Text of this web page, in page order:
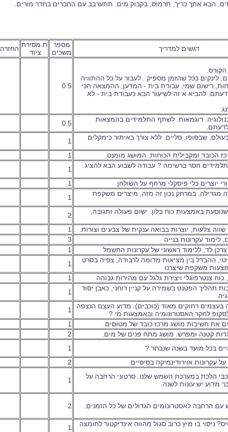
הבא אתך כריך, תרמוס, בקבוק מים. תתערבב עם החברים בחדר מורים.
דגשים למדריך
מספר
משכים
ת.מסירת
ציוד
החזרה
לינקים ככל שהזמן מספיק . לעבור על כל ההתוויה
רישום שמי. עבודת בית - המדען, ההמצאה הכי
להביא א זה לשיעור הבא כעבודת בית - לא
0.5
דוגמאות. לשתף התלמידים בהמצאות
0.5
בעולם, שבסופו, סליים. ללא צורך באיתור כימקלים
1
הכובד ומקבילית הכוחות. המושג מומנט.
1
חסר ברשימה ? עבודה לשבוע הבא להציג
1
יוצרים כלי פיסקלי מרחף על השולחן
1
מגדילה, במרחק נכון זה מזה, מיצרים משקפת
1
באמצעות כוח בלון. ישום פעולה ותגובה,
2
1
לימוד עקרונות בנייה
3
לד, ללימוד ראשוני של עקרונות החשמל
1
ההבדל בין מציאות מדומה לרבודה, צפיה בסרט
משקפת שיצרנו.
1
כוח צנטרפוגלי ויצירת גלגל עם מהירות גבוהה
1
תהליך הפטנט בשמירה על קניין רוחני, כאבן יסוד
1
בעצמים רחוקים מאוד (כוכבים). מדוע העצם הנצפה
לחקר האסטרונומיה ובאמצעות מי ?
1
את חשיבות מושג מרכז כובד של מטוסים.
1
קטנה ומפרש. מושג מתח פנים של מים.
2
בכל מועד בשנה שנבחר ?
1
עקרונות אוירודינמיקה בסיסיים.
2
הלכת במערכת השמש שלנו. סרטוני הרחבה על
מדוע יש עונות לשנה.
1
הרחבה לאסטרונומים הגדולים של כל הזמנים. 2
ניסוי בו מיץ כרוב סגול מהווה אינדיקטור לחומצה
1